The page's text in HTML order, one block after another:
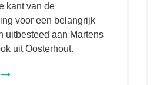
kant van de
voor een belangrijk
uitbesteed aan Martens
uit Oosterhout.